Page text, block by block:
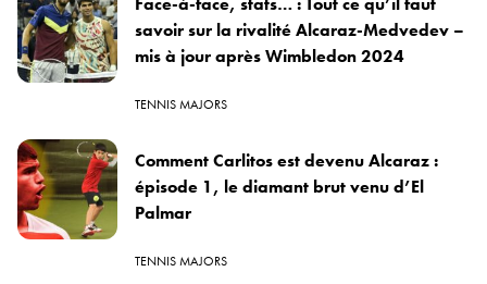
savoir sur la rivalité Alcaraz-Medvedev –
mis à jour après Wimbledon 2024
TENNIS MAJORS
Comment Carlitos est devenu Alcaraz :
épisode 1, le diamant brut venu d’El
Palmar
TENNIS MAJORS